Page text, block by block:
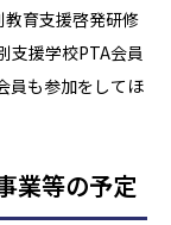
育支援啓発研修
支援学校PTA会員
員も参加をしてほ
業等の予定